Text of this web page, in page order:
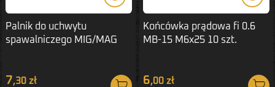
Palnik do uchwytu
spawalniczego MIG/MAG
7,30 zł
Końcówka prądowa fi 0.6
MB-15 M6x25 10 szt.
6,00 zł